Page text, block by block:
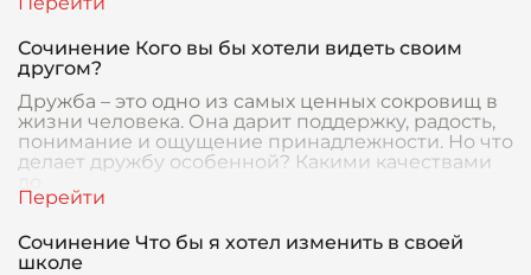
Сочинение Кого вы бы хотели видеть своим
другом?
Дружба – это одно из самых ценных сокровищ в
жизни человека. Она дарит поддержку, радость,
понимание и ощущение принадлежности. Но что
делает дружбу особенной? Какими качествами
Сочинение Что бы я хотел изменить в своей
школе